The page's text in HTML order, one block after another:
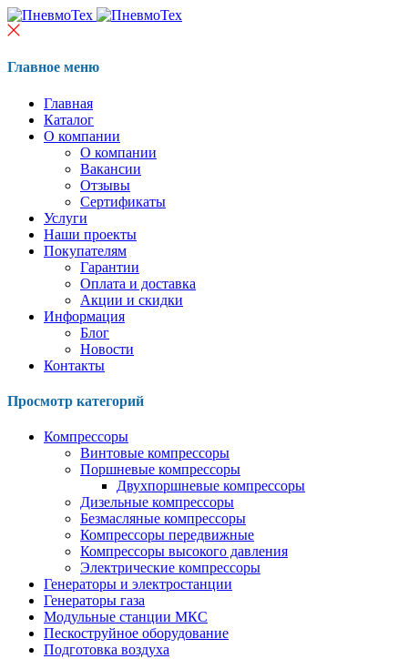
Главное меню
Главная
Каталог
О компании
О компании
Вакансии
Отзывы
Сертификаты
Услуги
Наши проекты
Покупателям
Гарантии
Оплата и доставка
Акции и скидки
Информация
Блог
Новости
Контакты
Просмотр категорий
Компрессоры
Винтовые компрессоры
Поршневые компрессоры
Двухпоршневые компрессоры
Дизельные компрессоры
Безмасляные компрессоры
Компрессоры передвижные
Компрессоры высокого давления
Электрические компрессоры
Генераторы и электростанции
Генераторы газа
Модульные станции МКС
Пескоструйное оборудование
Подготовка воздуха